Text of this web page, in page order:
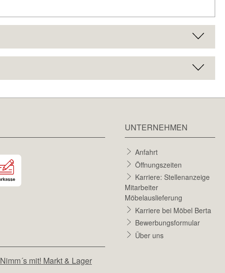
Nimm´s mit! Markt & Lager
UNTERNEHMEN
Anfahrt
Öffnungszeiten
Karriere: Stellenanzeige
Mitarbeiter
Möbelauslieferung
Karriere bei Möbel Berta
Bewerbungsformular
Über uns